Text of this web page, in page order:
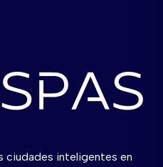
ciudades inteligentes en